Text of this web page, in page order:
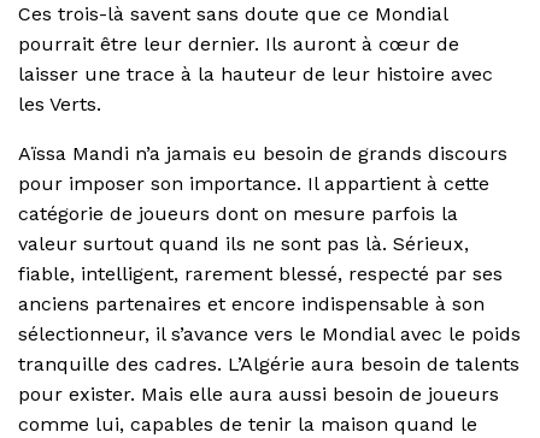
Ces trois-là savent sans doute que ce Mondial
pourrait être leur dernier. Ils auront à cœur de
laisser une trace à la hauteur de leur histoire avec
les Verts.
Aïssa Mandi n’a jamais eu besoin de grands discours
pour imposer son importance. Il appartient à cette
catégorie de joueurs dont on mesure parfois la
valeur surtout quand ils ne sont pas là. Sérieux,
fiable, intelligent, rarement blessé, respecté par ses
anciens partenaires et encore indispensable à son
sélectionneur, il s’avance vers le Mondial avec le poids
tranquille des cadres. L’Algérie aura besoin de talents
pour exister. Mais elle aura aussi besoin de joueurs
comme lui, capables de tenir la maison quand le